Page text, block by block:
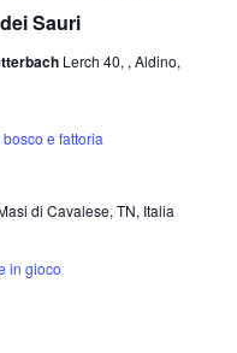
Sauri
Lerch 40, , Aldino,
bosco e fattoria
di Cavalese, TN, Italia
in gioco